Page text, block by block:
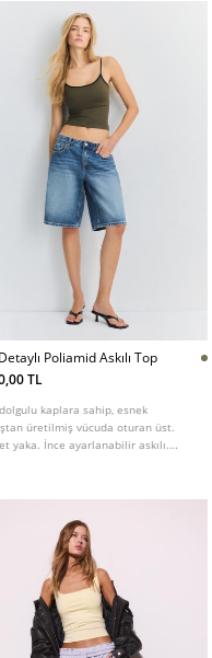
Poliamid Askılı Top
TL
kaplara sahip, esnek
üretilmiş vücuda oturan üst.
yaka. İnce ayarlanabilir askılı.